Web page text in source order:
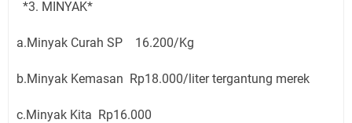
*3. MINYAK*
a.Minyak Curah SP 16.200/Kg
b.Minyak Kemasan Rp18.000/liter tergantung merek
c.Minyak Kita Rp16.000